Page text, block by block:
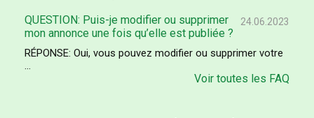
24.06.2023
QUESTION: Puis-je modifier ou supprimer
mon annonce une fois qu’elle est publiée ?
RÉPONSE: Oui, vous pouvez modifier ou supprimer votre
...
Voir toutes les FAQ